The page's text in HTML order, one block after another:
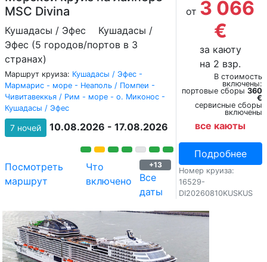
MSC Divina
Кушадасы / Эфес
Кушадасы /
Эфес (5 городов/портов в 3
странах)
Маршрут круиза: Кушадасы / Эфес -
Мармарис - море - Неаполь / Помпеи -
Чивитавеккья / Рим - море - о. Миконос -
Кушадасы / Эфес
7 ночей 10.08.2026 - 17.08.2026
Посмотреть
маршрут
Что
включено
+13
Все
даты
от 3 066
€
за каюту
на 2 взр.
В стоимость
включены:
портовые сборы 360
€
сервисные сборы
включены
все каюты
Подробнее
Номер круиза:
16529-
DI20260810KUSKUS